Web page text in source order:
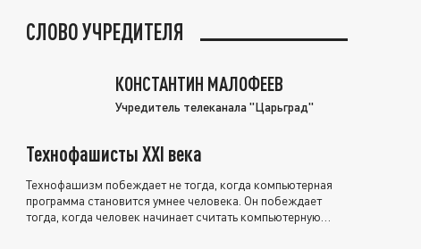
СЛОВО УЧРЕДИТЕЛЯ
КОНСТАНТИН МАЛОФЕЕВ
Учредитель телеканала "Царьград"
Технофашисты XXI века
Технофашизм побеждает не тогда, когда компьютерная
программа становится умнее человека. Он побеждает
тогда, когда человек начинает считать компьютерную